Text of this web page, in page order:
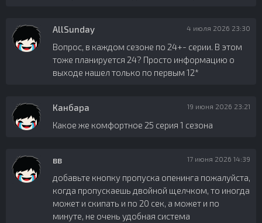
AllSunday 4 июля 2026 23:30
Вопрос, в каждом сезоне по 24+- серии. В этом
тоже планируется 24? Просто информацию о
выходе нашел только по первым 12*
Канбара 19 июня 2026 23:21
Какое же комфортное 25 серия 1 сезона
вв 17 июня 2026 14:39
добавьте кнопку пропуска опенинга пожалуйста,
когда пропускаешь двойной щелчком, то иногда
может и скипать и по 20 сек, а может и по
минуте, не очень удобная система